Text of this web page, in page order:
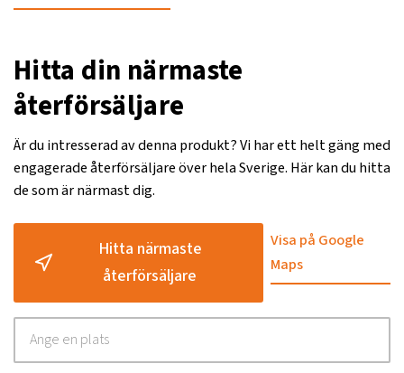
Hitta din närmaste
återförsäljare
Är du intresserad av denna produkt? Vi har ett helt gäng med
engagerade återförsäljare över hela Sverige. Här kan du hitta
de som är närmast dig.
Hitta närmaste
återförsäljare
Visa på Google
Maps